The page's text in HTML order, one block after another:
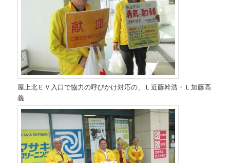
屋上北ＥＶ入口で協力の呼びかけ対応の、Ｌ近藤幹浩・Ｌ加藤高
義